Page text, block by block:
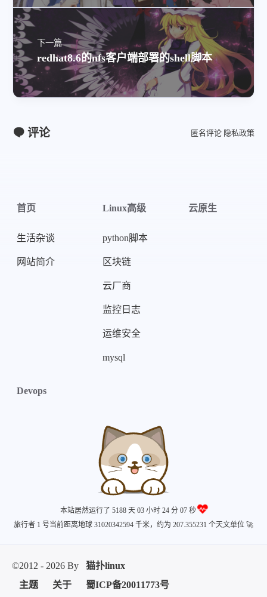
下一篇
redhat8.6的nfs客户端部署的shell脚本
评论 匿名评论 隐私政策
首页
生活杂谈
网站简介
Linux高级
python脚本
区块链
云厂商
监控日志
运维安全
mysql
云原生
Devops
本站居然运行了 5188 天03 小时 24 分 08 秒
旅行者 1 号当前距离地球 31020342611 千米，约为 207.355231 个天文单位 🚀
猫扑linux
关于
蜀ICP备20011773号